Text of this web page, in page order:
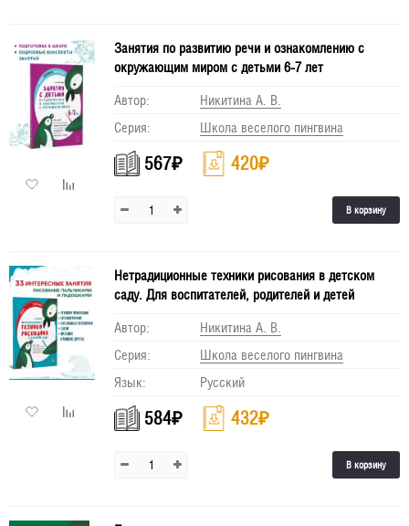
Занятия по развитию речи и ознакомлению с
окружающим миром с детьми 6-7 лет
Автор:
Никитина А. В.
Серия:
Школа веселого пингвина
567₽ 420₽
В корзину
Нетрадиционные техники рисования в детском
саду. Для воспитателей, родителей и детей
Автор:
Никитина А. В.
Серия:
Школа веселого пингвина
Язык:
Русский
584₽ 432₽
В корзину